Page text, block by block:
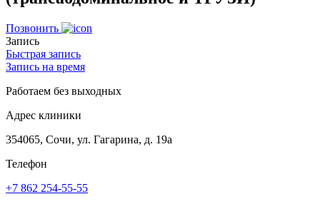
Позвонить
Запись
Быстрая запись
Запись на время
Работаем без выходных
Адрес клиники
354065, Сочи, ул. Гагарина, д. 19а
Телефон
+7 862 254-55-55